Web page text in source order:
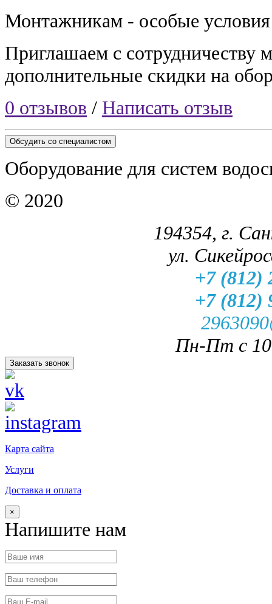
Монтажникам - особые условия
Приглашаем с сотрудничеству
дополнительные скидки на
0 отзывов / Написать отзыв
Обсудить со специалистом
Оборудование для систем
© 2020
194354, г.
ул.
+7 (812)
+7 (812)
Пн-Пт с
Заказать звонок
Карта сайта
Услуги
Доставка и оплата
×
Напишите нам